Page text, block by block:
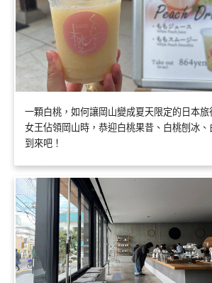
一顆白桃，如何讓岡山變成夏天限定的日本
女王佔領岡山時，恭迎白桃果昔、白桃刨冰
到來吧！